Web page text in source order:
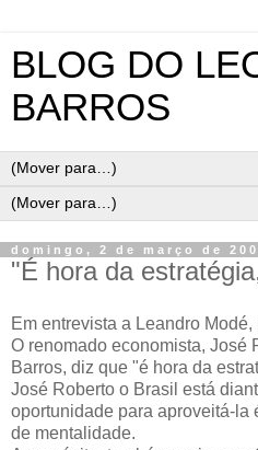
BLOG DO
BARROS
domingo, 2 de março de
"É hora da
Em entrevista a Leandro Modé,
O renomado economista, José
Barros, diz que "é hora da
José Roberto o Brasil está
oportunidade para aproveitá-la
de mentalidade.